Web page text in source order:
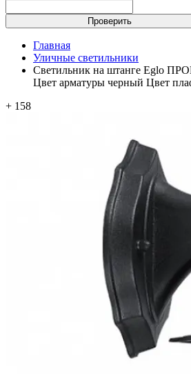
Проверить
Главная
Уличные светильники
Светильник на штанге Eglo
Цвет арматуры черный Цвет
+ 158